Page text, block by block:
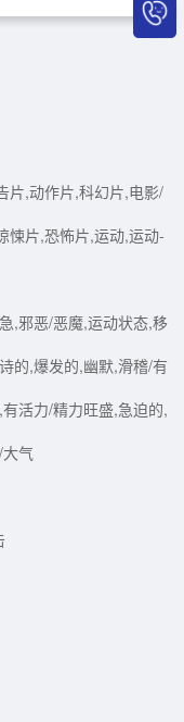
片,动作片,科幻片,电影/
悚片,恐怖片,运动,运动-
,邪恶/恶魔,运动状态,移
的,爆发的,幽默,滑稽/有
活力/精力旺盛,急迫的,
气